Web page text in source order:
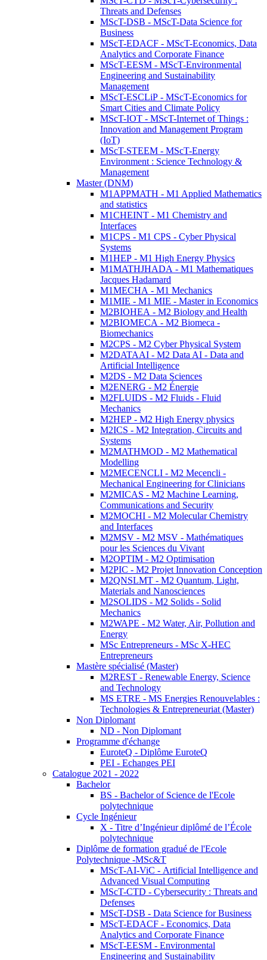
Threats and Defenses
MScT-DSB - MScT-Data Science for
Business
MScT-EDACF - MScT-Economics, Data
Analytics and Corporate Finance
MScT-EESM - MScT-Environmental
Engineering and Sustainability
Management
MScT-ESCLiP - MScT-Economics for
Smart Cities and Climate Policy
MScT-IOT - MScT-Internet of Things :
Innovation and Management Program
(IoT)
MScT-STEEM - MScT-Energy
Environment : Science Technology &
Management
Master (DNM)
M1APPMATH - M1 Applied Mathematics
and statistics
M1CHEINT - M1 Chemistry and
Interfaces
M1CPS - M1 CPS - Cyber Physical
Systems
M1HEP - M1 High Energy Physics
M1MATHJHADA - M1 Mathematiques
Jacques Hadamard
M1MECHA - M1 Mechanics
M1MIE - M1 MIE - Master in Economics
M2BIOHEA - M2 Biology and Health
M2BIOMECA - M2 Biomeca -
Biomechanics
M2CPS - M2 Cyber Physical System
M2DATAAI - M2 Data AI - Data and
Artificial Intelligence
M2DS - M2 Data Sciences
M2ENERG - M2 Énergie
M2FLUIDS - M2 Fluids - Fluid
Mechanics
M2HEP - M2 High Energy physics
M2ICS - M2 Integration, Circuits and
Systems
M2MATHMOD - M2 Mathematical
Modelling
M2MECENCLI - M2 Mecencli -
Mechanical Engineering for Clinicians
M2MICAS - M2 Machine Learning,
Communications and Security
M2MOCHI - M2 Molecular Chemistry
and Interfaces
M2MSV - M2 MSV - Mathématiques
pour les Sciences du Vivant
M2OPTIM - M2 Optimisation
M2PIC - M2 Projet Innovation Conception
M2QNSLMT - M2 Quantum, Light,
Materials and Nanosciences
M2SOLIDS - M2 Solids - Solid
Mechanics
M2WAPE - M2 Water, Air, Pollution and
Energy
MSc Entrepreneurs - MSc X-HEC
Entrepreneurs
Mastère spécialisé (Master)
M2REST - Renewable Energy, Science
and Technology
MS ETRE - MS Energies Renouvelables :
Technologies & Entrepreneuriat (Master)
Non Diplomant
ND - Non Diplomant
Programme d'échange
EuroteQ - Diplôme EuroteQ
PEI - Echanges PEI
Catalogue 2021 - 2022
Bachelor
BS - Bachelor of Science de l'Ecole
polytechnique
Cycle Ingénieur
X - Titre d’Ingénieur diplômé de l’École
polytechnique
Diplôme de formation gradué de l'Ecole
Polytechnique -MSc&T
MScT-AI-ViC - Artificial Intelligence and
Advanced Visual Computing
MScT-CTD - Cybersecurity : Threats and
Defenses
MScT-DSB - Data Science for Business
MScT-EDACF - Economics, Data
Analytics and Corporate Finance
MScT-EESM - Environmental
Engineering and Sustainability